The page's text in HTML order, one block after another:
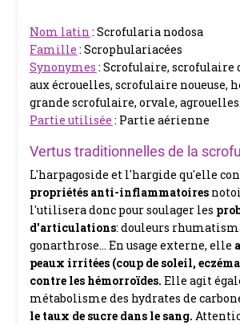
Nom latin : Scrofularia nodosa
Famille : Scrophulariacées
Synonymes : Scrofulaire, scrofulaire
aux écrouelles, scrofulaire noueuse,
grande scrofulaire, orvale, agrouelles.
Partie utilisée : Partie aérienne
Vertus traditionnelles de la
L'harpagoside et l'hargide qu'elle
propriétés anti-inflammatoires
l'utilisera donc pour soulager les
d'articulations: douleurs
gonarthrose...En usage externe, elle
peaux irritées (coup de soleil,
contre les hémorroïdes.Elle agit
métabolisme des hydrates de
le taux de sucre dans le sang.